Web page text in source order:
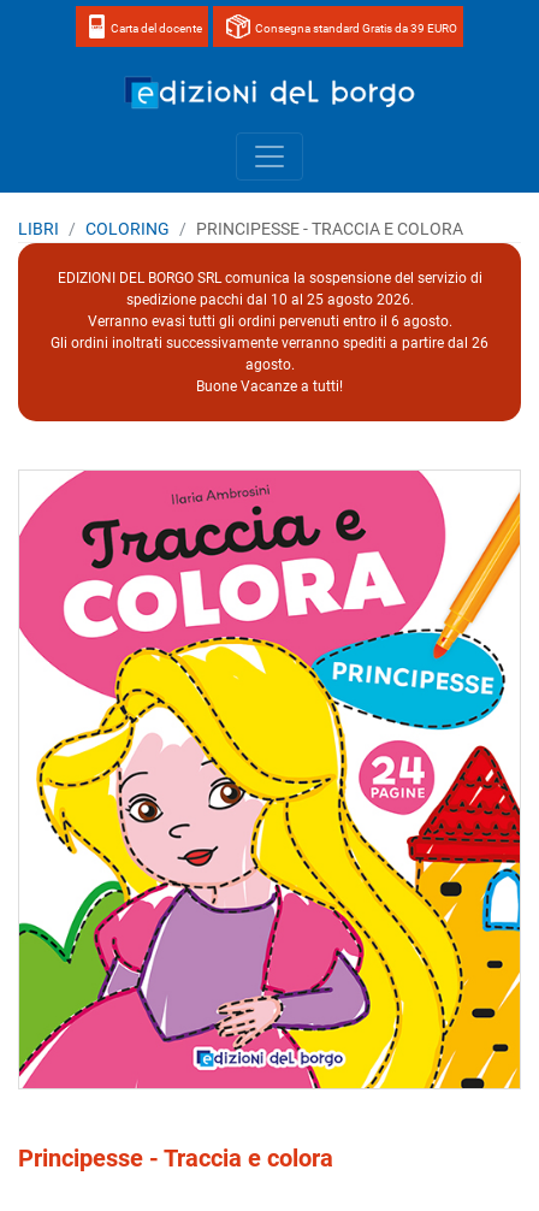
Carta del docente Consegna standard Gratis da 39 EURO
LIBRI COLORING PRINCIPESSE - TRACCIA E COLORA
EDIZIONI DEL BORGO SRL comunica la sospensione del servizio di
spedizione pacchi dal 10 al 25 agosto 2026.
Verranno evasi tutti gli ordini pervenuti entro il 6 agosto.
Gli ordini inoltrati successivamente verranno spediti a partire dal 26
agosto.
Buone Vacanze a tutti!
Principesse - Traccia e colora